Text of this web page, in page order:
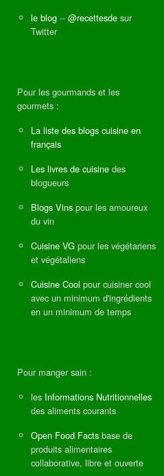
le blog -- @recettesde sur
Twitter
Pour les gourmands et les
gourmets :
La liste des blogs cuisine en
français
Les livres de cuisine des
blogueurs
Blogs Vins pour les amoureux
du vin
Cuisine VG pour les végétariens
et végétaliens
Cuisine Cool pour cuisiner cool
avec un minimum d'ingrédients
en un minimum de temps
Pour manger sain :
les Informations Nutritionnelles
des aliments courants
Open Food Facts base de
produits alimentaires
collaborative, libre et ouverte